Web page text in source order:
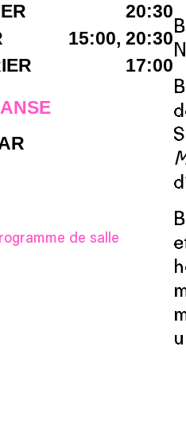
20:30
15:00, 20:30
17:00
de salle